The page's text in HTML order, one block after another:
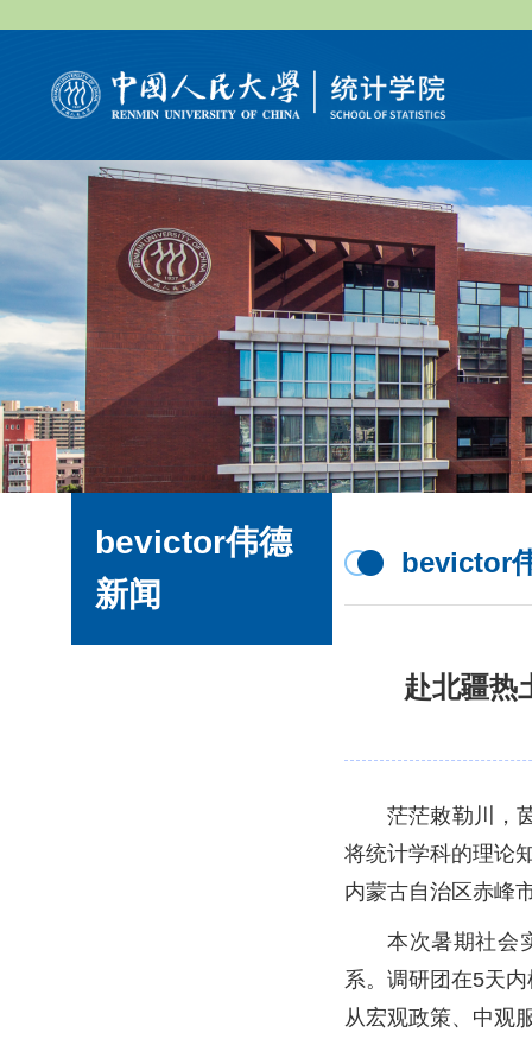
bevictor伟德
新闻
bevictor
赴北疆热
茫茫敕勒川，
将统计学科的理论
内蒙古自治区赤峰
本次暑期社会
系。调研团在5天
从宏观政策、中观